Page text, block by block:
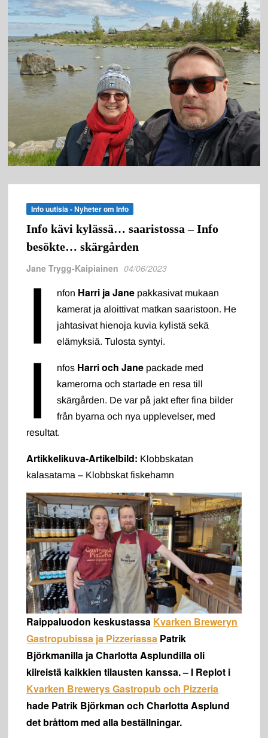
Info uutisia - Nyheter om Info
Info kävi kylässä… saaristossa – Info
besökte… skärgården
Jane Trygg-Kaipiainen 04/06/2023
I nfon Harri ja Janepakkasivat mukaan
kamerat ja aloittivat matkan saaristoon. He
jahtasivat hienoja kuvia kylistä sekä
elämyksiä. Tulosta syntyi.
I nfos Harri och Janepackade med
kamerorna och startade en resa till
skärgården. De var på jakt efter fina bilder
från byarna och nya upplevelser, med
resultat.
Artikkelikuva-Artikelbild: Klobbskatan
kalasatama – Klobbskat fiskehamn
Raippaluodon keskustassa Kvarken Breweryn
Gastropubissa ja Pizzeriassa Patrik
Björkmanilla ja Charlotta Asplundilla oli
kiireistä kaikkien tilausten kanssa. – I Replot i
Kvarken Brewerys Gastropub och Pizzeria
hade Patrik Björkman och Charlotta Asplund
det bråttom med alla beställningar.